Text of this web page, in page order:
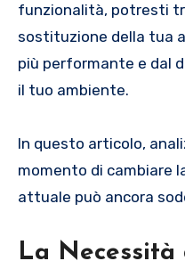
funzionalità, potresti
sostituzione della tua
più performante e dal
il tuo ambiente.
In questo articolo,
momento di cambiare
attuale può ancora
La Necessità